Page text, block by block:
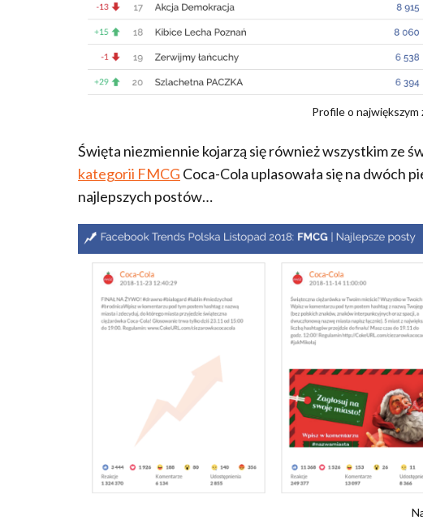
Profile o największym
Święta niezmiennie kojarzą się również wszystkim ze
kategorii FMCG Coca-Cola uplasowała się na dwóch
najlepszych postów…